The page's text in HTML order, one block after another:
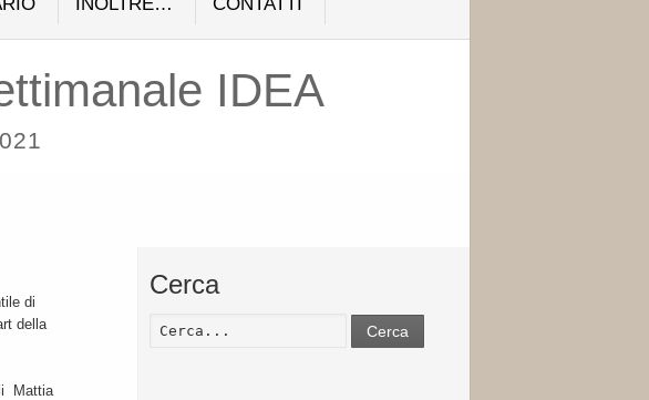
IDEA
di
della
Mattia
Cerca
Cerca